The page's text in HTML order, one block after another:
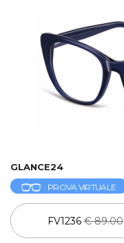
GLANCE24
PROVA VIRTUALE
FV1236€ 89.00